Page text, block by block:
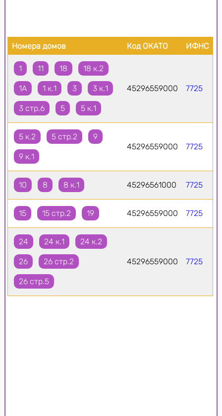
Номера домов Код ОКАТО ИФНС
1 11 18 18 к.2
1А 1 к.1 3 3 к.1
3 стр.6 5 5 к.1
45296559000 7725
5 к.2 5 стр.2 9
9 к.1
45296559000 7725
10 8 8 к.1 45296561000 7725
15 15 стр.2 19 45296559000 7725
24 24 к.1 24 к.2
26 26 стр.2
26 стр.5
45296559000 7725